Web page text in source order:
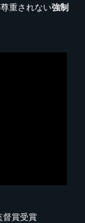
重されない強制
賞受賞